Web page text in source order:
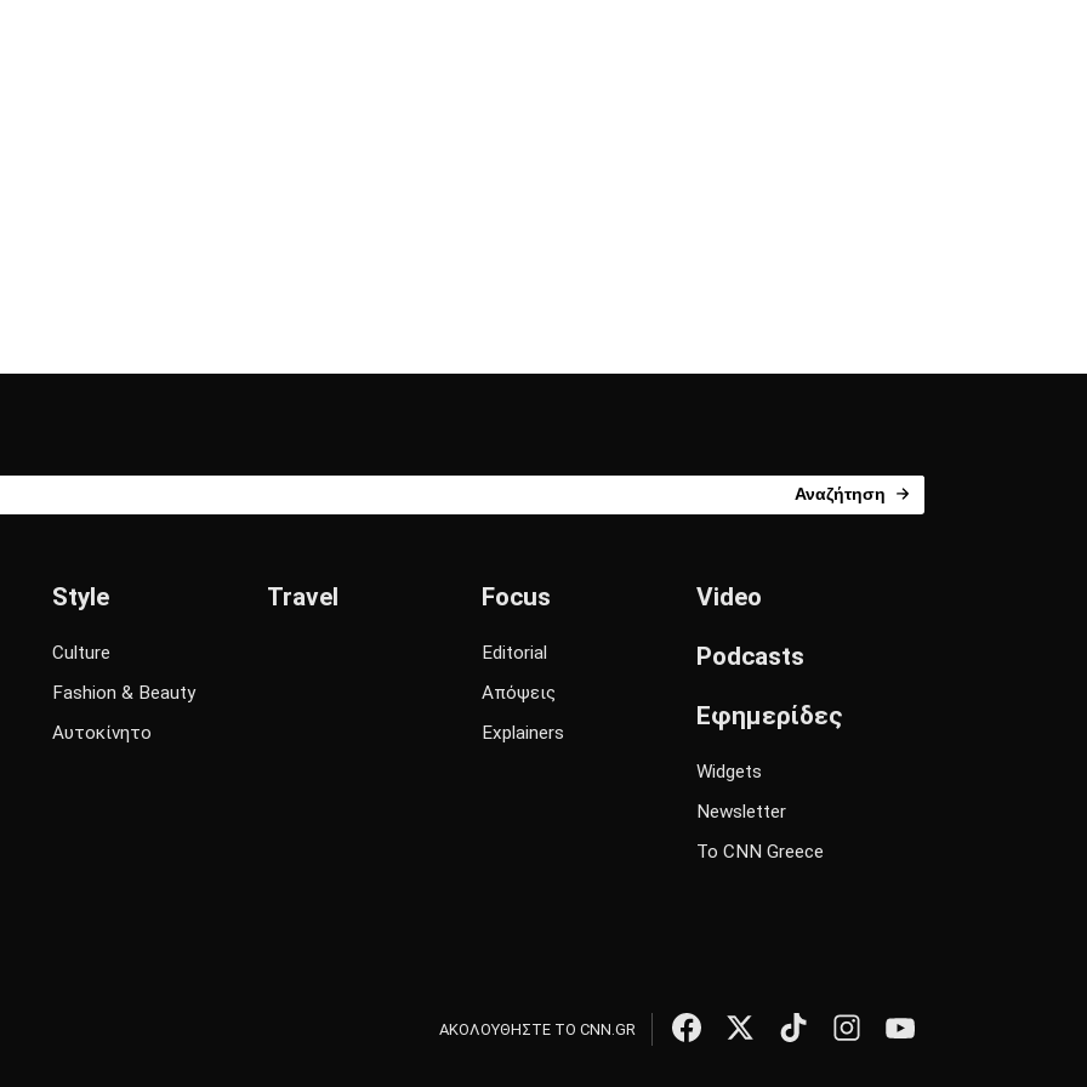
Αναζήτηση
Style
Culture
Fashion & Beauty
Αυτοκίνητο
Travel Focus
Editorial
Απόψεις
Explainers
Video
Podcasts
Εφημερίδες
Widgets
Newsletter
Το CNN Greece
ΑΚΟΛΟΥΘΗΣΤΕ ΤΟ CNN.GR